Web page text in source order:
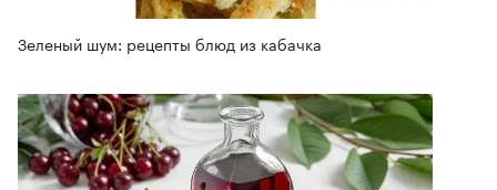
Зеленый шум: рецепты блюд из кабачка